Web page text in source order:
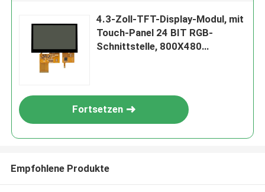
4.3-Zoll-TFT-Display-Modul, mit
Touch-Panel 24 BIT RGB-
Schnittstelle, 800X480
Fortsetzen
Empfohlene Produkte